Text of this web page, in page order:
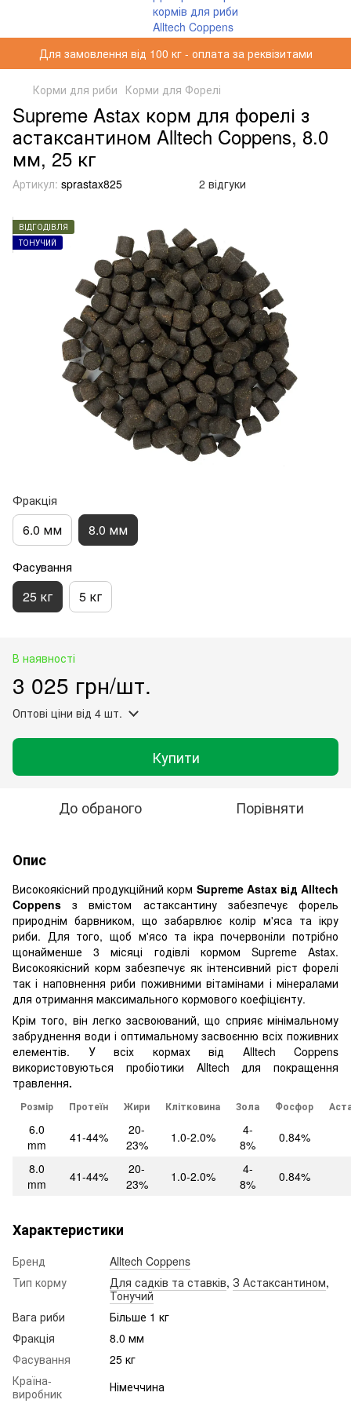
Для замовлення від 100 кг - оплата за реквізитами
Корми для риби Корми для Форелі
Supreme Astax корм для форелі з
астаксантином Alltech Coppens, 8.0
мм, 25 кг
Артикул: sprastax825 2 відгуки
ВІДГОДІВЛЯ
ТОНУЧИЙ
Фракція
6.0 мм 8.0 мм
Фасування
25 кг 5 кг
В наявності
3 025 грн/шт.
Оптові ціни від 4 шт.
Купити
До обраного Порівняти
Опис
Високоякісний продукційний корм Supreme Astax від Alltech
Coppensз вмістом астаксантину забезпечує форель
природнім барвником, що забарвлює колір м'яса та ікру
риби. Для того, щоб м'ясо та ікра почервоніли потрібно
щонайменше 3 місяці годівлі кормом Supreme Astax.
Високоякісний корм забезпечує як інтенсивний ріст форелі
так і наповнення риби поживними вітамінами і мінералами
для отримання максимального кормового коефіцієнту.
Крім того, він легко засвоюваний, що сприяє мінімальному
забруднення води і оптимальному засвоєнню всіх поживних
елементів. У всіх кормах від Alltech Coppens
використовуються пробіотики Alltech для покращення
травлення.
Розмір Протеїн Жири Клітковина Зола Фосфор
6.0
mm
41-44%
20-
23%
1.0-2.0%
4-
8%
0.84%
8.0
mm
41-44%
20-
23%
1.0-2.0%
4-
8%
0.84%
Характеристики
Бренд
Alltech Coppens
Тип корму
Для садків та ставків, З Астаксантином,
Тонучий
Вага риби
Більше 1 кг
Фракція
8.0 мм
Фасування
25 кг
Країна-
виробник
Німеччина